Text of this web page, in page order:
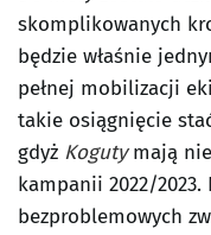
skomplikowanych
będzie właśnie
pełnej mobilizacji
takie osiągnięcie
gdyż Kogutymają
kampanii 2022/
bezproblemowych